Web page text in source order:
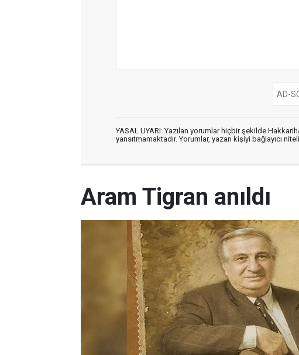
YASAL UYARI: Yazılan yorumlar hiçbir şekilde
yansıtmamaktadır. Yorumlar, yazan kişiyi bağlayıcı
Aram Tigran anıldı